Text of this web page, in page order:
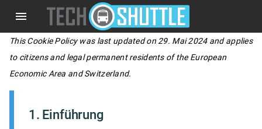
Inhalt
springen
menu
This Cookie Policy was last updated on 29. Mai 2024 and applies
to citizens and legal permanent residents of the European
Economic Area and Switzerland.
1. Einführung